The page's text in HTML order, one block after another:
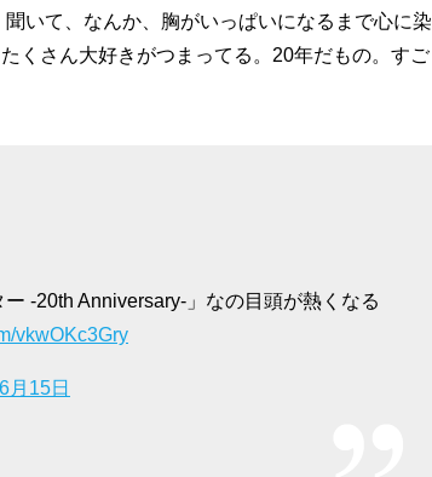
いて、なんか、胸がいっぱいになるまで心に染
くさん大好きがつまってる。20年だもの。すご
-20th Anniversary-」なの目頭が熱くなる
vkwOKc3Gry
月15日